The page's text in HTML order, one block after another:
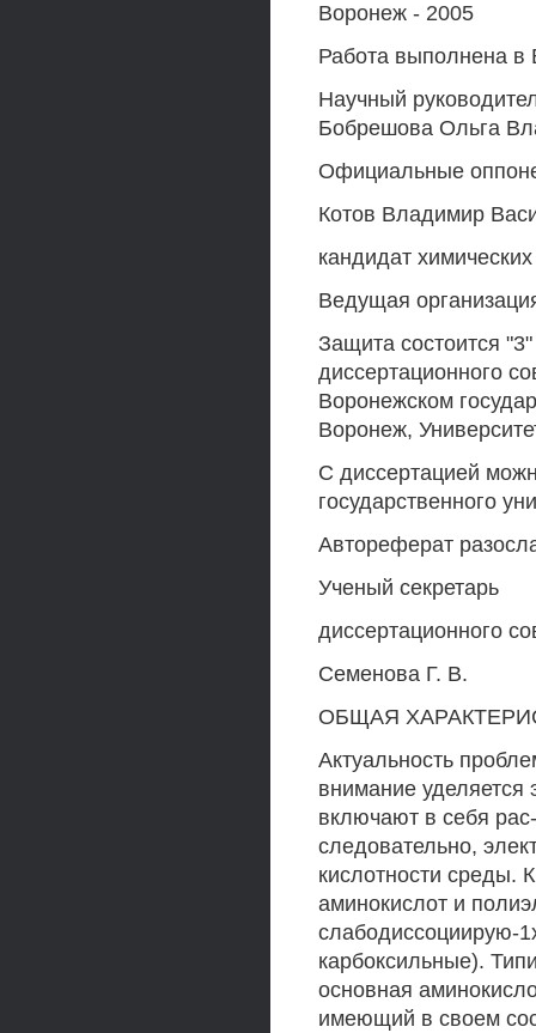
Воронеж - 2005
Работа выполнена в
Научный
Бобрешова Ольга
Официальные
Котов Владимир
кандидат
Ведущая
Защита состоится
диссертационного
Воронежском
Воронеж,
С диссертацией
государственного
Автореферат
Ученый секретарь
диссертационного
Семенова Г. В.
ОБЩАЯ
Актуальность
внимание
включают в себя
следовательно,
кислотности среды.
аминокислот и
слабодиссоциирую-
карбоксильные).
основная
имеющий в своем